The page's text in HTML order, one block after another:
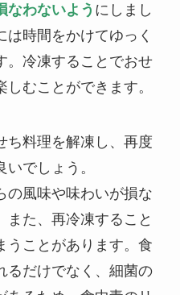
なわないよう にしまし
は時間をかけてゆっく
。冷凍することでおせ
むことができます。
ち料理を解凍し、再度
でしょう。
の風味や味わいが損な
また、再冷凍すること
うことがあります。食
るだけでなく、細菌の